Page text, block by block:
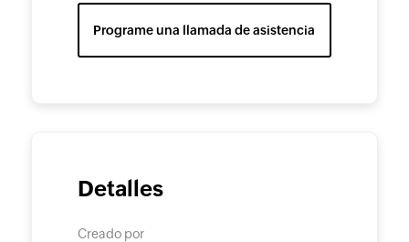
Programe una llamada de asistencia
Detalles
Creado por